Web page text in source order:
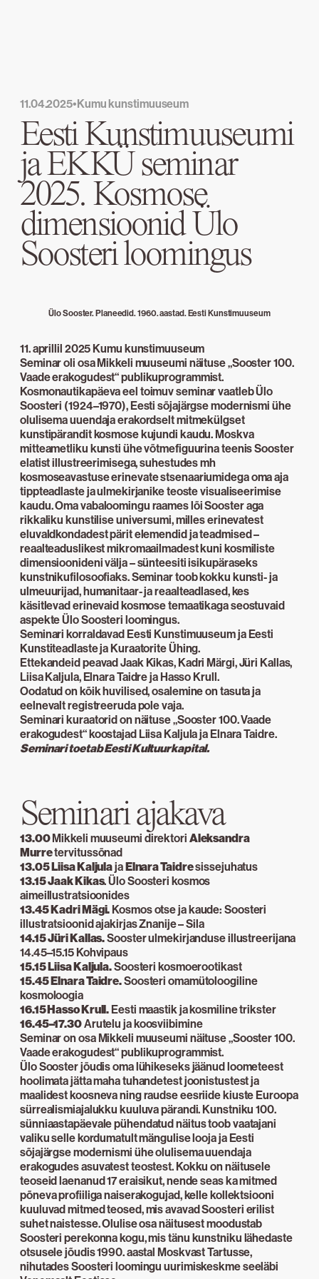
11.04.2025•Kumu kunstimuuseum
Eesti Kunstimuuseumi
ja EKKÜ seminar
2025. Kosmose
dimensioonid Ülo
Soosteri loomingus
Ülo Sooster. Planeedid. 1960. aastad. Eesti Kunstimuuseum
11. aprillil 2025 Kumu kunstimuuseum
Seminar oli osa Mikkeli muuseumi näituse „Sooster 100.
Vaade erakogudest“ publikuprogrammist.
Kosmonautikapäeva eel toimuv seminar vaatleb Ülo
Soosteri (1924–1970), Eesti sõjajärgse modernismi ühe
olulisema uuendaja erakordselt mitmekülgset
kunstipärandit kosmose kujundi kaudu. Moskva
mitteametliku kunsti ühe võtmefiguurina teenis Sooster
elatist illustreerimisega, suhestudes mh
kosmoseavastuse erinevate stsenaariumidega oma aja
tippteadlaste ja ulmekirjanike teoste visualiseerimise
kaudu. Oma vabaloomingu raames lõi Sooster aga
rikkaliku kunstilise universumi, milles erinevatest
eluvaldkondadest pärit elemendid ja teadmised –
reaalteaduslikest mikromaailmadest kuni kosmiliste
dimensioonideni välja – sünteesiti isikupäraseks
kunstnikufilosoofiaks. Seminar toob kokku kunsti- ja
ulmeuurijad, humanitaar- ja reaalteadlased, kes
käsitlevad erinevaid kosmose temaatikaga seostuvaid
aspekte Ülo Soosteri loomingus.
Seminari korraldavad Eesti Kunstimuuseum ja Eesti
Kunstiteadlaste ja Kuraatorite Ühing.
Ettekandeid peavad Jaak Kikas, Kadri Märgi, Jüri Kallas,
Liisa Kaljula, Elnara Taidre ja Hasso Krull.
Oodatud on kõik huvilised, osalemine on tasuta ja
eelnevalt registreeruda pole vaja.
Seminari kuraatorid on näituse „Sooster 100. Vaade
erakogudest“ koostajad Liisa Kaljula ja Elnara Taidre.
Seminari toetab Eesti Kultuurkapital.
Seminari ajakava
13.00Mikkeli muuseumi direktori Aleksandra
Murretervitussõnad
13.05Liisa KaljulajaElnara Taidresissejuhatus
13.15Jaak Kikas. Ülo Soosteri kosmos
aimeillustratsioonides
13.45Kadri Mägi.Kosmos otse ja kaude: Soosteri
illustratsioonid ajakirjas Znanije – Sila
14.15Jüri Kallas.Sooster ulmekirjanduse illustreerijana
14.45–15.15 Kohvipaus
15.15Liisa Kaljula.Soosteri kosmoerootikast
15.45Elnara Taidre.Soosteri omamütoloogiline
kosmoloogia
16.15 Hasso Krull.Eesti maastik ja kosmiline trikster
16.45–17.30Arutelu ja koosviibimine
Seminar on osa Mikkeli muuseumi näituse „Sooster 100.
Vaade erakogudest“ publikuprogrammist.
Ülo Sooster jõudis oma lühikeseks jäänud loometeest
hoolimata jätta maha tuhandetest joonistustest ja
maalidest koosneva ning raudse eesriide kiuste Euroopa
sürrealismiajalukku kuuluva pärandi. Kunstniku 100.
sünniaastapäevale pühendatud näitus toob vaatajani
valiku selle kordumatult mängulise looja ja Eesti
sõjajärgse modernismi ühe olulisema uuendaja
erakogudes asuvatest teostest. Kokku on näitusele
teoseid laenanud 17 eraisikut, nende seas ka mitmed
põneva profiiliga naiserakogujad, kelle kollektsiooni
kuuluvad mitmed teosed, mis avavad Soosteri erilist
suhet naistesse. Olulise osa näitusest moodustab
Soosteri perekonna kogu, mis tänu kunstniku lähedaste
otsusele jõudis 1990. aastal Moskvast Tartusse,
nihutades Soosteri loomingu uurimiskeskme seeläbi